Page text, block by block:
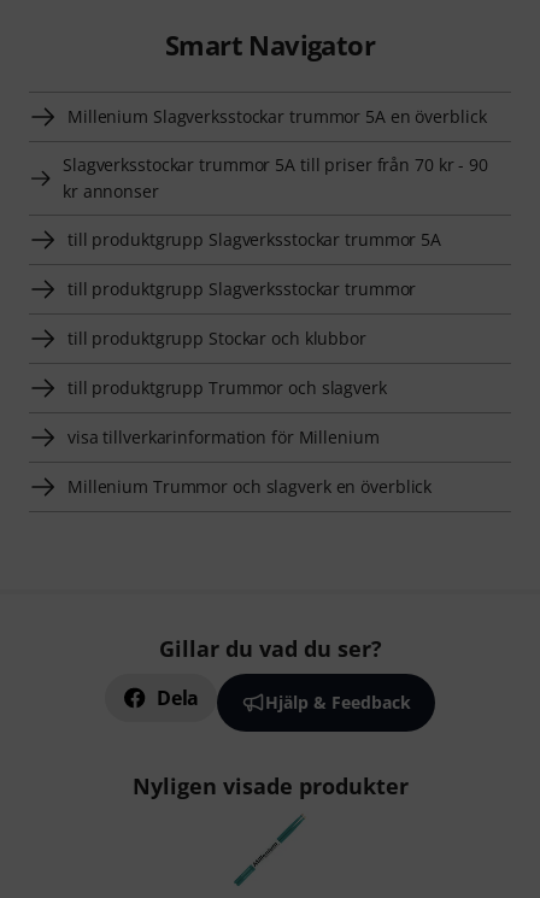
Smart Navigator
Millenium Slagverksstockar trummor 5A en överblick
Slagverksstockar trummor 5A till priser från 70 kr - 90
kr annonser
till produktgrupp Slagverksstockar trummor 5A
till produktgrupp Slagverksstockar trummor
till produktgrupp Stockar och klubbor
till produktgrupp Trummor och slagverk
visa tillverkarinformation för Millenium
Millenium Trummor och slagverk en överblick
Gillar du vad du ser?
Dela Hjälp & Feedback
Nyligen visade produkter